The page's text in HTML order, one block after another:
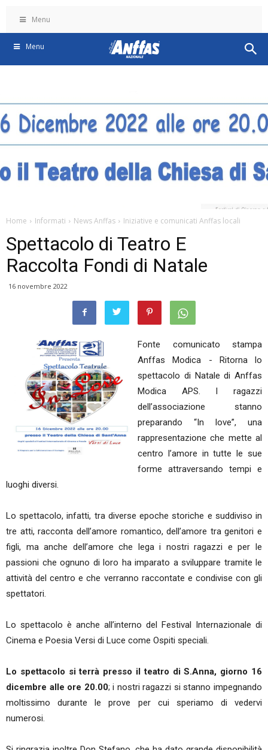
Menu
Menu
Home Informati News Anffas Iniziative e comunicati Anffas locali
Spettacolo di Teatro E
Raccolta Fondi di Natale
16 novembre 2022
Fonte comunicato stampa
Anffas Modica - Ritorna lo
spettacolo di Natale di Anffas
Modica APS. I ragazzi
dell’associazione stanno
preparando “In love”, una
rappresentazione che mette al
centro l’amore in tutte le sue
forme attraversando tempi e
luoghi diversi.
Lo spettacolo, infatti, tra diverse epoche storiche e suddiviso in
tre atti, racconta dell’amore romantico, dell’amore tra genitori e
figli, ma anche dell’amore che lega i nostri ragazzi e per le
passioni che ognuno di loro ha imparato a sviluppare tramite le
attività del centro e che verranno raccontate e condivise con gli
spettatori.
Lo spettacolo è anche all’interno del Festival Internazionale di
Cinema e Poesia Versi di Luce come Ospiti speciali.
Lo spettacolo si terrà presso il teatro di S.Anna, giorno 16
dicembre alle ore 20.00; i nostri ragazzi si stanno impegnando
moltissimo durante le prove per cui speriamo di vedervi
numerosi.